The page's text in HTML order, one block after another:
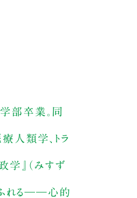
部卒業。同
人類学、トラ
学』（みすず
ふれる――心的